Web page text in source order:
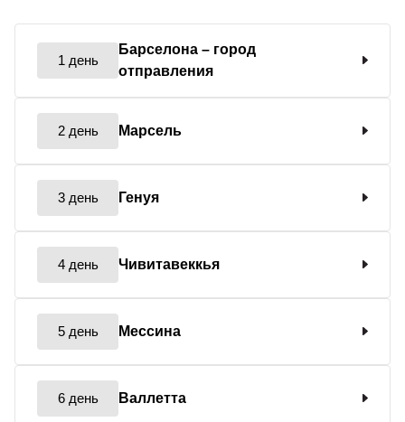
1 день
Барселона – город
отправления
2 день Марсель
3 день Генуя
4 день Чивитавеккья
5 день Мессина
6 день Валлетта